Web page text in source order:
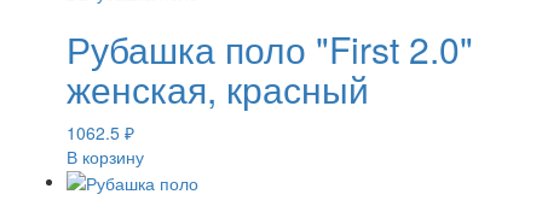
Рубашка поло "First 2.0"
женская, красный
1062.5 ₽
В корзину